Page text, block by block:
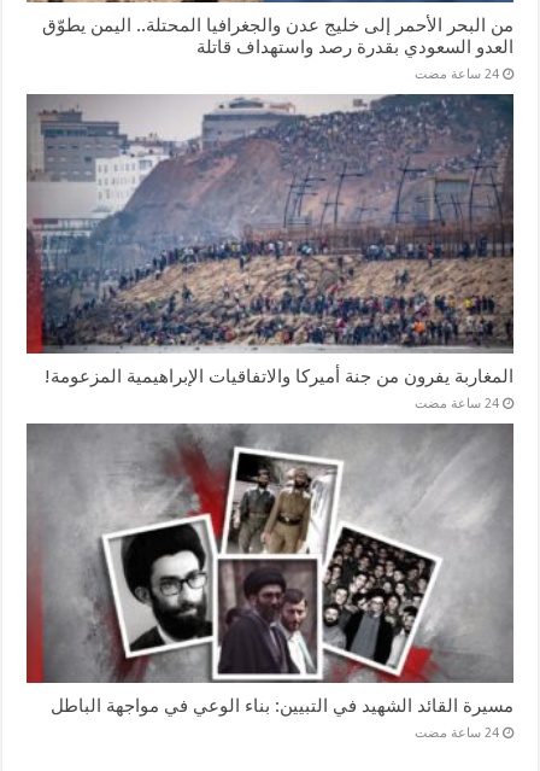
من البحر الأحمر إلى خليج عدن والجغرافيا المحتلة.. اليمن يطوّق
العدو السعودي بقدرة رصد واستهداف قاتلة
‏24 ساعة مضت
المغاربة يفرون من جنة أميركا والاتفاقيات الإبراهيمية المزعومة!
‏24 ساعة مضت
مسيرة القائد الشهيد في التبيين: بناء الوعي في مواجهة الباطل
‏24 ساعة مضت